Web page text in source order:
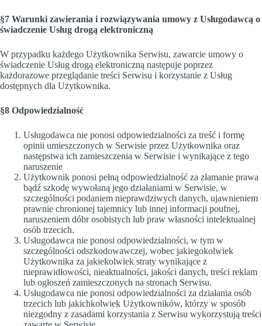
§7 Warunki zawierania i rozwiązywania umowy z Usługodawcą o
świadczenie Usług drogą elektroniczną
W przypadku każdego Użytkownika Serwisu, zawarcie umowy o
świadczenie Usług drogą elektroniczną następuje poprzez
każdorazowe przeglądanie treści Serwisu i korzystanie z Usług
dostępnych dla Użytkownika.
§8 Odpowiedzialność
Usługodawca nie ponosi odpowiedzialności za treść i formę
opinii umieszczonych w Serwisie przez Użytkownika oraz
następstwa ich zamieszczenia w Serwisie i wynikające z tego
naruszenie
Użytkownik ponosi pełną odpowiedzialność za złamanie prawa
bądź szkodę wywołaną jego działaniami w Serwisie, w
szczególności podaniem nieprawdziwych danych, ujawnieniem
prawnie chronionej tajemnicy lub innej informacji poufnej,
naruszeniem dóbr osobistych lub praw własności intelektualnej
osób trzecich.
Usługodawca nie ponosi odpowiedzialności, w tym w
szczególności odszkodowawczej, wobec jakiegokolwiek
Użytkownika za jakiekolwiek straty wynikające z
nieprawidłowości, nieaktualności, jakości danych, treści reklam
lub ogłoszeń zamieszczonych na stronach Serwisu.
Usługodawca nie ponosi odpowiedzialności za działania osób
trzecich lub jakichkolwiek Użytkowników, którzy w sposób
niezgodny z zasadami korzystania z Serwisu wykorzystują treści